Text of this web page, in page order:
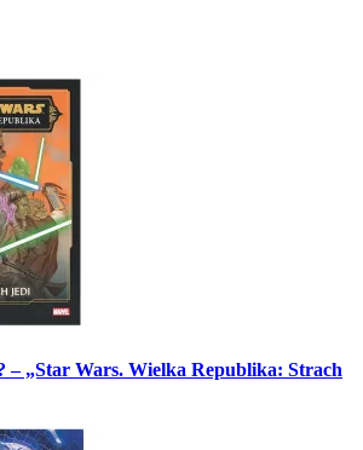
– „Star Wars. Wielka Republika: Strach